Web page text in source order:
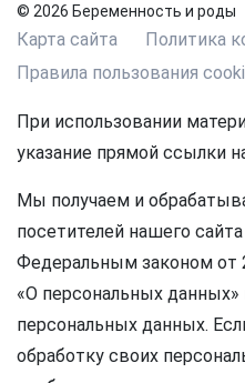
© 2026 Беременность и роды
Карта сайта
Политика
Правила пользования
При использовании
указание прямой ссылки
Мы получаем и
посетителей нашего
Федеральным законом от
«О персональных данных»
персональных данных.
обработку своих